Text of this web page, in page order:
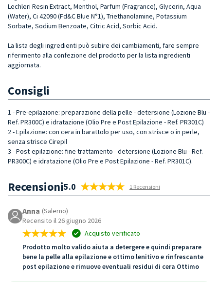
Lechleri Resin Extract, Menthol, Parfum (Fragrance), Glycerin, Aqua
(Water), Ci 42090 (Fd&C Blue N°1), Triethanolamine, Potassium
Sorbate, Sodium Benzoate, Citric Acid, Sorbic Acid.
La lista degli ingredienti può subire dei cambiamenti, fare sempre
riferimento alla confezione del prodotto per la lista ingredienti
aggiornata.
Consigli
1 - Pre-epilazione: preparazione della pelle - detersione (Lozione Blu -
Ref. PR300C) e idratazione (Olio Pre e Post Epilazione - Ref. PR301C)
2 - Epilazione: con cera in barattolo per uso, con strisce o in perle,
senza strisce Cirepil
3 - Post-epilazione: fine trattamento - detersione (Lozione Blu - Ref.
PR300C) e idratazione (Olio Pre e Post Epilazione - Ref. PR301C).
Recensioni5.0 1 Recensioni
Anna (Salerno)
Recensito il 26 giugno 2026
Acquisto verificato
Prodotto molto valido aiuta a detergere e quindi preparare
bene la pelle alla epilazione e ottimo lenitivo e rinfrescante
post epilazione e rimuove eventuali residui di cera Ottimo